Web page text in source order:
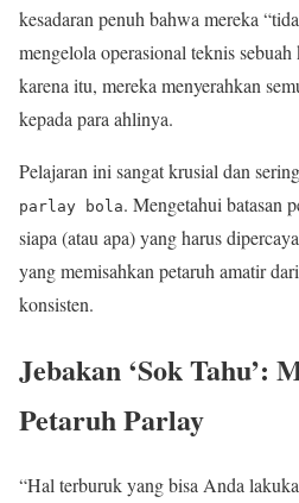
kesadaran penuh bahwa mereka
mengelola operasional teknis
karena itu, mereka menyerahkan
kepada para ahlinya.
Pelajaran ini sangat krusial dan
parlay bola. Mengetahui batasan
siapa (atau apa) yang harus
yang memisahkan petaruh amatir
konsisten.
Jebakan ‘Sok Tahu’:
Petaruh Parlay
“Hal terburuk yang bisa Anda